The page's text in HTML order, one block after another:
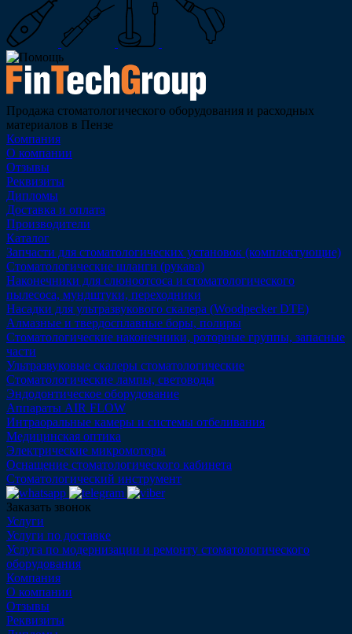
Продажа стоматологического оборудования и расходных
материалов в Пензе
Компания
О компании
Отзывы
Реквизиты
Дипломы
Доставка и оплата
Производители
Каталог
Запчасти для стоматологических установок (комплектующие)
Стоматологические шланги (рукава)
Наконечники для слюноотсоса и стоматологического
пылесоса, мундштуки, переходники
Насадки для ультразвукового скалера (Woodpecker DTE)
Алмазные и твердосплавные боры, полиры
Стоматологические наконечники, роторные группы, запасные
части
Ультразвуковые скалеры стоматологические
Стоматологические лампы, световоды
Эндодонтическое оборудование
Аппараты AIR FLOW
Интраоральные камеры и системы отбеливания
Медицинская оптика
Электрические микромоторы
Оснащение стоматологического кабинета
Стоматологический инструмент
Заказать звонок
Услуги
Услуги по доставке
Услуга по модернизации и ремонту стоматологического
оборудования
Компания
О компании
Отзывы
Реквизиты